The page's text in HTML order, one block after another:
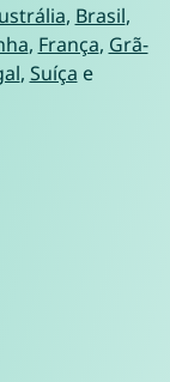
, Brasil,
, França, Grã-
, Suíça e